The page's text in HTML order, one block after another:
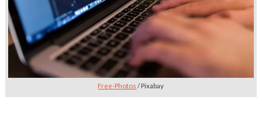
Free-Photos / Pixabay